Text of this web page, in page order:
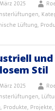
2025
,
Lüftung,
Stil
2025
,
, Produkte, Projekte,